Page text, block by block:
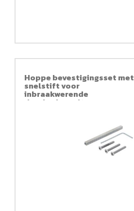
Hoppe bevestigingsset met
snelstift voor
inbraakwerende
deurkrukgarnituren